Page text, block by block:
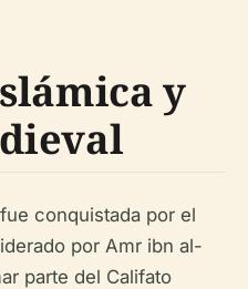
y
conquistada por el
por Amr ibn al-
parte del Califato